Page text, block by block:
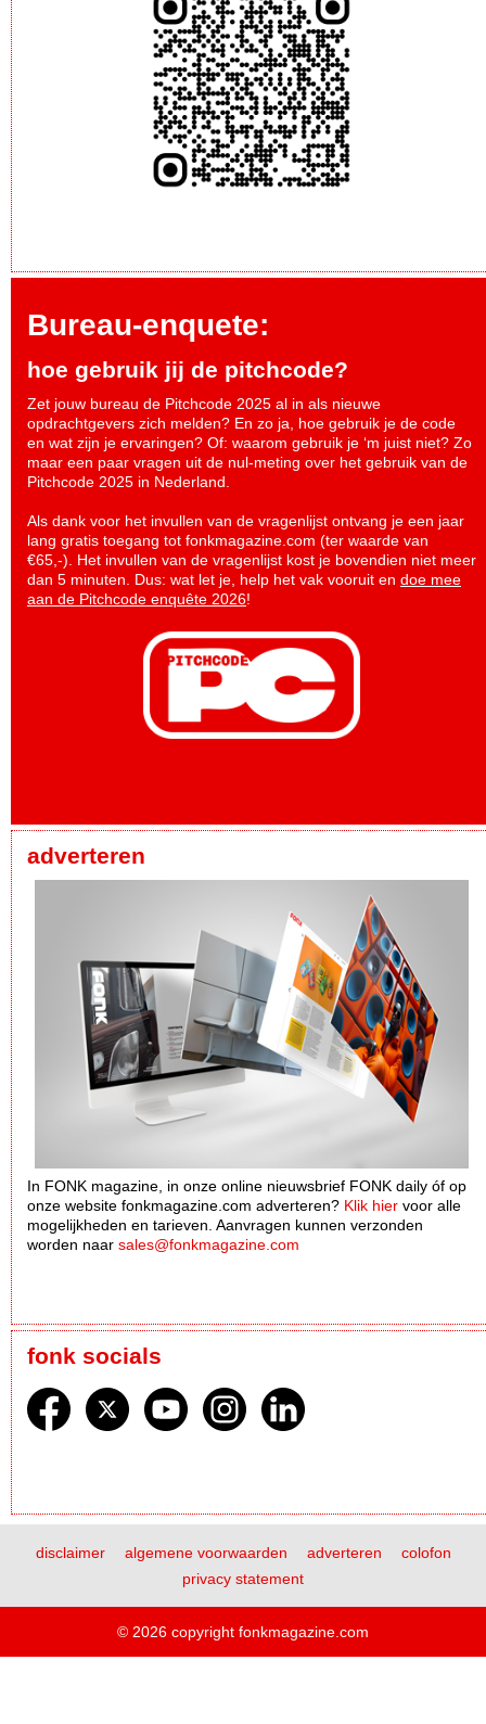
Bureau-enquete:
hoe gebruik jij de pitchcode?
Zet jouw bureau de Pitchcode 2025 al in als nieuwe
opdrachtgevers zich melden? En zo ja, hoe gebruik je de code
en wat zijn je ervaringen? Of: waarom gebruik je ‘m juist niet? Zo
maar een paar vragen uit de nul-meting over het gebruik van de
Pitchcode 2025 in Nederland.
Als dank voor het invullen van de vragenlijst ontvang je een jaar
lang gratis toegang tot fonkmagazine.com (ter waarde van
€65,-). Het invullen van de vragenlijst kost je bovendien niet meer
dan 5 minuten. Dus: wat let je, help het vak vooruit en doe mee
aan de Pitchcode enquête 2026!
adverteren
In FONK magazine, in onze online nieuwsbrief FONK daily óf op
onze website fonkmagazine.com adverteren? Klik hier voor alle
mogelijkheden en tarieven. Aanvragen kunnen verzonden
worden naar sales@fonkmagazine.com
fonk socials
disclaimer algemene voorwaarden adverteren
colofon
privacy statement
© 2026 copyright fonkmagazine.com